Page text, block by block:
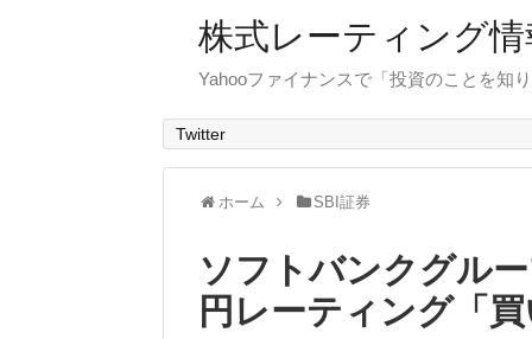
株式レーティング
Yahooファイナンスで「投資のことを知
Twitter
ホーム SBI証券
ソフトバンクグル
円レーティング「